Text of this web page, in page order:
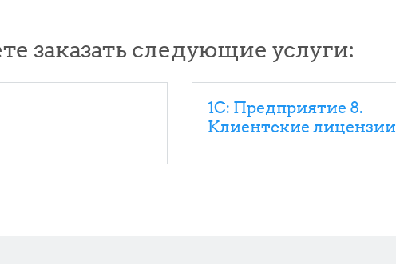
заказать следующие услуги:
1С: Предприятие 8.
Клиентские лицензии